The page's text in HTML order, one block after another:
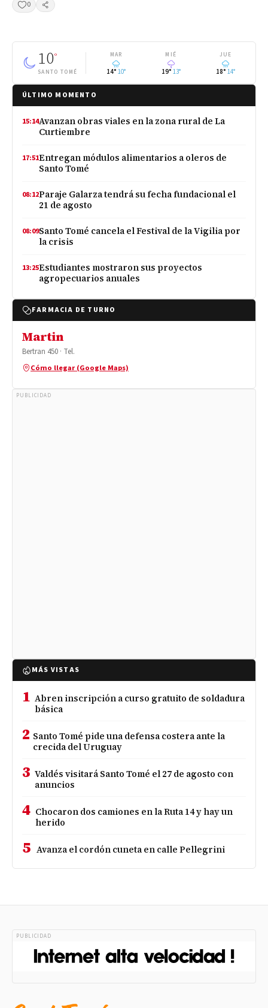
0 Compartir
10°
SANTO TOMÉ
MAR
14° 10°
MIÉ
19° 13°
JUE
18° 14°
ÚLTIMO MOMENTO
15:14Avanzan obras viales en la zona rural de La
Curtiembre
17:51Entregan módulos alimentarios a oleros de
Santo Tomé
08:12Paraje Galarza tendrá su fecha fundacional el
21 de agosto
08:09Santo Tomé cancela el Festival de la Vigilia por
la crisis
13:25Estudiantes mostraron sus proyectos
agropecuarios anuales
FARMACIA DE TURNO
Martin
Bertran 450 · Tel.
Cómo llegar (Google Maps)
PUBLICIDAD
MÁS VISTAS
1 Abren inscripción a curso gratuito de soldadura
básica
2 Santo Tomé pide una defensa costera ante la
crecida del Uruguay
3 Valdés visitará Santo Tomé el 27 de agosto con
anuncios
4 Chocaron dos camiones en la Ruta 14 y hay un
herido
5 Avanza el cordón cuneta en calle Pellegrini
PUBLICIDAD